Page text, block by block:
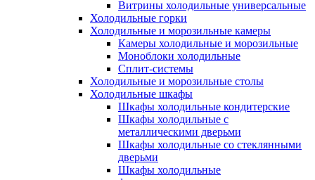
Витрины холодильные универсальные
Холодильные горки
Холодильные и морозильные камеры
Камеры холодильные и морозильные
Моноблоки холодильные
Сплит-системы
Холодильные и морозильные столы
Холодильные шкафы
Шкафы холодильные кондитерские
Шкафы холодильные с
металлическими дверьми
Шкафы холодильные со стеклянными
дверьми
Шкафы холодильные